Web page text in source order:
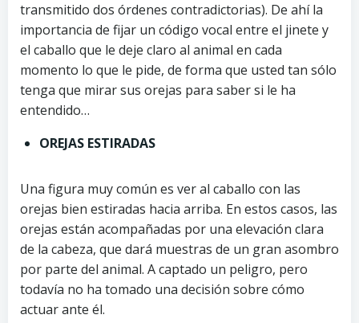
transmitido dos órdenes contradictorias). De ahí la
importancia de fijar un código vocal entre el jinete y
el caballo que le deje claro al animal en cada
momento lo que le pide, de forma que usted tan sólo
tenga que mirar sus orejas para saber si le ha
entendido…
OREJAS ESTIRADAS
Una figura muy común es ver al caballo con las
orejas bien estiradas hacia arriba. En estos casos, las
orejas están acompañadas por una elevación clara
de la cabeza, que dará muestras de un gran asombro
por parte del animal. A captado un peligro, pero
todavía no ha tomado una decisión sobre cómo
actuar ante él.